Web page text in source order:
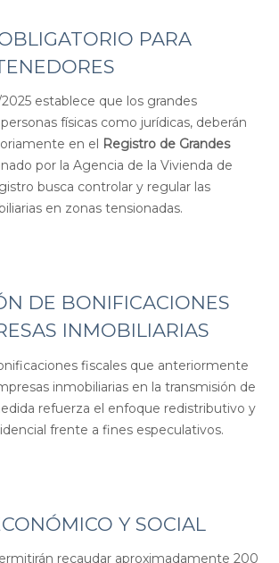
PARA
establece que los grandes
físicas como jurídicas, deberán
en el Registro de Grandes
por la Agencia de la Vivienda de
busca controlar y regular las
en zonas tensionadas.
DE BONIFICACIONES
INMOBILIARIAS
fiscales que anteriormente
inmobiliarias en la transmisión de
refuerza el enfoque redistributivo y
frente a fines especulativos.
Y SOCIAL
recaudar aproximadamente 200